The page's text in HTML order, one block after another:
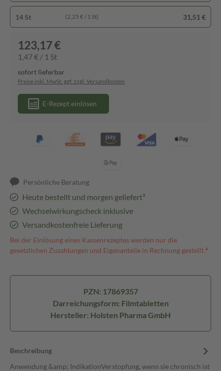
14 St (2,25 € / 1 St) 31,51 €
123,17 €
1,47 € / 1 St
sofort lieferbar
Preise inkl. MwSt. ggf. zzgl. Versandkosten
E-Rezept einlösen
Persönliche Beratung
Heute bestellt und morgen geliefert³
Wechselwirkungscheck inklusive
Versandkostenfreie Lieferung
Bei der Einlösung eines Kassenrezeptes werden nur die
gesetzlichen Zuzahlungen und Eigenanteile in Rechnung gestellt.⁴
PZN: 17869357
Darreichungsform: Filmtabletten
Hersteller: Holsten Pharma GmbH
Beschreibung
Anwendung &amp; IndikationVerstopfung, wenn sie chronisch ist